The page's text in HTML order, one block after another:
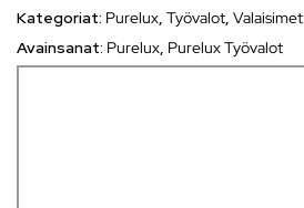
Kategoriat: Purelux, Työvalot, Valaisimet
Avainsanat: Purelux, Purelux Työvalot